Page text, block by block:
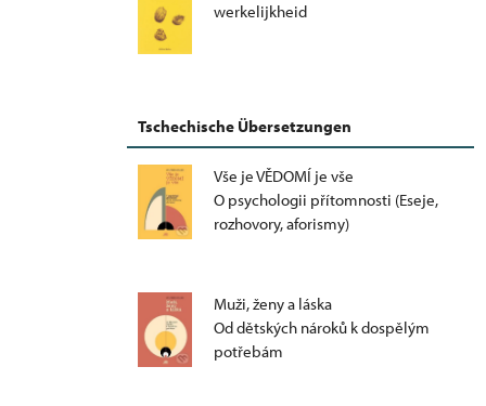
werkelijkheid
Tschechische Übersetzungen
Vše je VĚDOMÍ je vše
O psychologii přítomnosti (Eseje,
rozhovory, aforismy)
Muži, ženy a láska
Od dětských nároků k dospělým
potřebám